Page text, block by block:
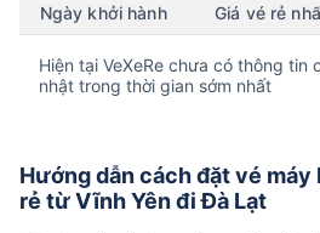
Ngày khởi hành Giá vé rẻ
Hiện tại VeXeRe chưa có thông tin
nhật trong thời gian sớm nhất
Hướng dẫn cách đặt vé
rẻ từ Vĩnh Yên đi Đà Lạt